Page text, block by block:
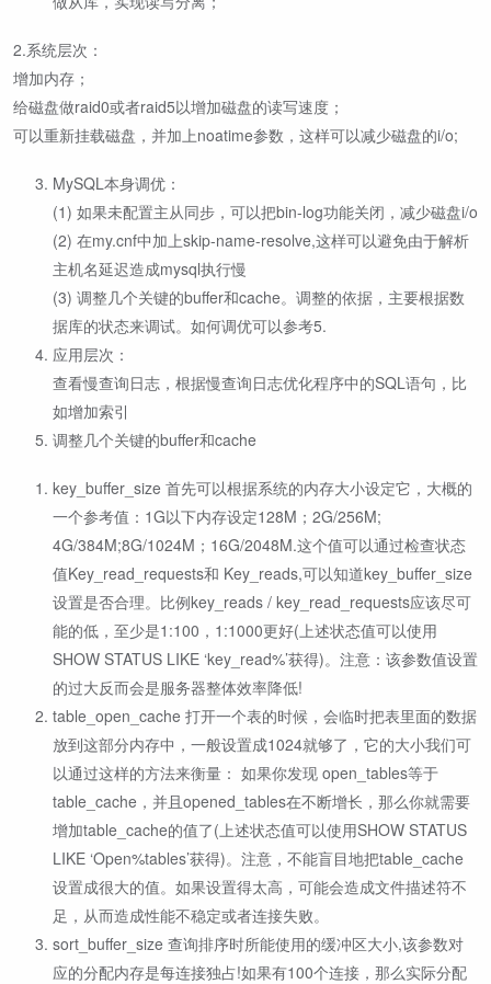
2.系统层次：
增加内存；
给磁盘做raid0或者raid5以增加磁盘的读写速度；
可以重新挂载磁盘，并加上noatime参数，这样可以减少磁盘的i/o;
MySQL本身调优：
(1) 如果未配置主从同步，可以把bin-log功能关闭，减少磁盘i/o
(2) 在my.cnf中加上skip-name-resolve,这样可以避免由于解析
主机名延迟造成mysql执行慢
(3) 调整几个关键的buffer和cache。调整的依据，主要根据数
据库的状态来调试。如何调优可以参考5.
应用层次：
查看慢查询日志，根据慢查询日志优化程序中的SQL语句，比
如增加索引
调整几个关键的buffer和cache
key_buffer_size 首先可以根据系统的内存大小设定它，大概的
一个参考值：1G以下内存设定128M；2G/256M;
4G/384M;8G/1024M；16G/2048M.这个值可以通过检查状态
值Key_read_requests和 Key_reads,可以知道key_buffer_size
设置是否合理。比例key_reads / key_read_requests应该尽可
能的低，至少是1:100，1:1000更好(上述状态值可以使用
SHOW STATUS LIKE ‘key_read%’获得)。注意：该参数值设置
的过大反而会是服务器整体效率降低!
table_open_cache 打开一个表的时候，会临时把表里面的数据
放到这部分内存中，一般设置成1024就够了，它的大小我们可
以通过这样的方法来衡量： 如果你发现 open_tables等于
table_cache，并且opened_tables在不断增长，那么你就需要
增加table_cache的值了(上述状态值可以使用SHOW STATUS
LIKE ‘Open%tables’获得)。注意，不能盲目地把table_cache
设置成很大的值。如果设置得太高，可能会造成文件描述符不
足，从而造成性能不稳定或者连接失败。
sort_buffer_size 查询排序时所能使用的缓冲区大小,该参数对
应的分配内存是每连接独占!如果有100个连接，那么实际分配